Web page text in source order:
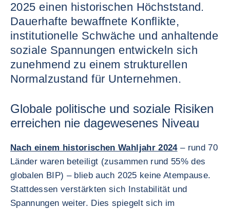
2025 einen historischen Höchststand.
Dauerhafte bewaffnete Konflikte,
institutionelle Schwäche und anhaltende
soziale Spannungen entwickeln sich
zunehmend zu einem strukturellen
Normalzustand für Unternehmen.
Globale politische und soziale Risiken
erreichen nie dagewesenes Niveau
Nach einem historischen Wahljahr 2024– rund 70
Länder waren beteiligt (zusammen rund 55% des
globalen BIP) – blieb auch 2025 keine Atempause.
Stattdessen verstärkten sich Instabilität und
Spannungen weiter. Dies spiegelt sich im